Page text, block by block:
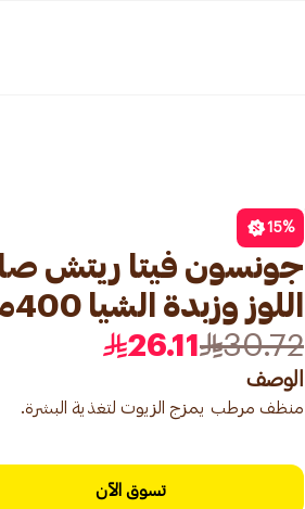
15%
جونسون فيتا ريتش
اللوز وزبدة الشيا 400مل
30.72
26.11
الوصف
منظف ​​مرطب يمزج الزيوت لتغذية البشرة.
تسوق الآن